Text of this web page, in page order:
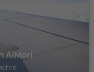
AiMori